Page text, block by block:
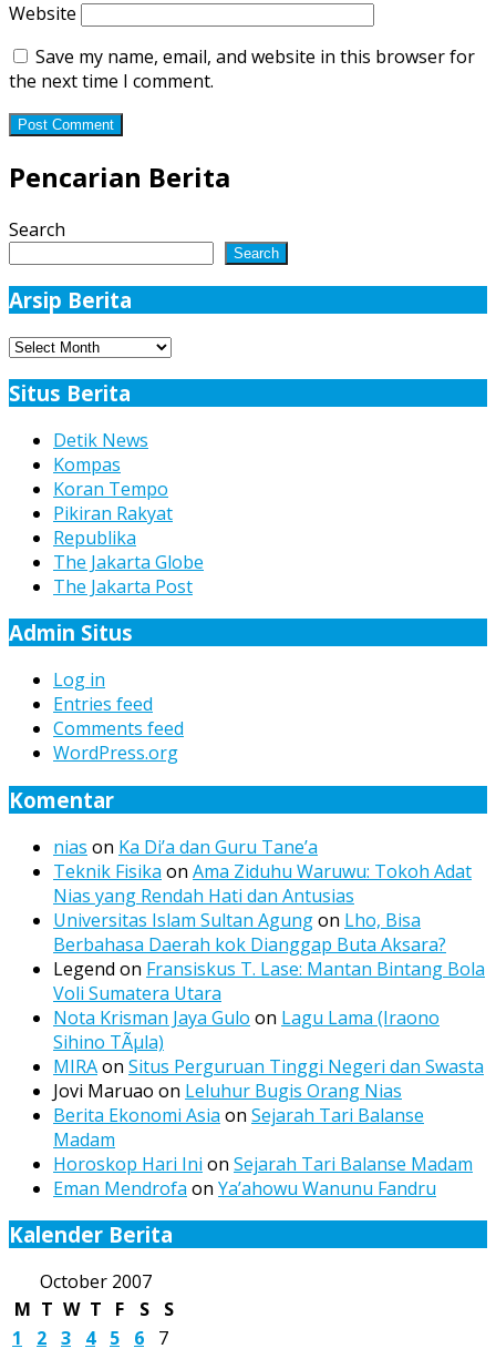
Website
Save my name, email, and website in this browser for
the next time I comment.
Pencarian Berita
Search
Search
Arsip Berita
Arsip
Situs Berita
Detik News
Kompas
Koran Tempo
Pikiran Rakyat
Republika
The Jakarta Globe
The Jakarta Post
Admin Situs
Log in
Entries feed
Comments feed
WordPress.org
Komentar
nias on Ka Di’a dan Guru Tane’a
Teknik Fisika on Ama Ziduhu Waruwu: Tokoh Adat
Nias yang Rendah Hati dan Antusias
Universitas Islam Sultan Agungon Lho, Bisa
Berbahasa Daerah kok Dianggap Buta Aksara?
Legend on Fransiskus T. Lase: Mantan Bintang Bola
Voli Sumatera Utara
Nota Krisman Jaya Gulo on Lagu Lama (Iraono
Sihino TÃµla)
MIRAon Situs Perguruan Tinggi Negeri dan Swasta
Jovi Maruao on Leluhur Bugis Orang Nias
Berita Ekonomi Asia on Sejarah Tari Balanse
Madam
Horoskop Hari Ini on Sejarah Tari Balanse Madam
Eman Mendrofa on Ya’ahowu Wanunu Fandru
Kalender Berita
October 2007
M T W T F S
S
1
2 3 4 5 6
7